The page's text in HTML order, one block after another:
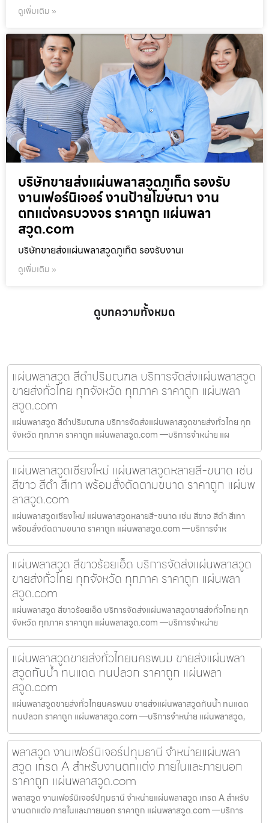
ดูเพิ่มเติม »
บริษัทขายส่งแผ่นพลาสวูดภูเก็ต รองรับ
งานเฟอร์นิเจอร์ งานป้ายโฆษณา งาน
ตกแต่งครบวงจร ราคาถูก แผ่นพลา
สวูด.com
บริษัทขายส่งแผ่นพลาสวูดภูเก็ต รองรับงานเ
ดูเพิ่มเติม »
ดูบทความทั้งหมด
แผ่นพลาสวูด สีดำปริมณฑล บริการจัดส่งแผ่นพลาสวูด
ขายส่งทั่วไทย ทุกจังหวัด ทุกภาค ราคาถูก แผ่นพลา
สวูด.com
แผ่นพลาสวูด สีดำปริมณฑล บริการจัดส่งแผ่นพลาสวูดขายส่งทั่วไทย ทุก
จังหวัด ทุกภาค ราคาถูก แผ่นพลาสวูด.com —บริการจำหน่าย แผ
แผ่นพลาสวูดเชียงใหม่ แผ่นพลาสวูดหลายสี-ขนาด เช่น
สีขาว สีดำ สีเทา พร้อมสั่งตัดตามขนาด ราคาถูก แผ่นพ
ลาสวูด.com
แผ่นพลาสวูดเชียงใหม่ แผ่นพลาสวูดหลายสี-ขนาด เช่น สีขาว สีดำ สีเทา
พร้อมสั่งตัดตามขนาด ราคาถูก แผ่นพลาสวูด.com —บริการจำห
แผ่นพลาสวูด สีขาวร้อยเอ็ด บริการจัดส่งแผ่นพลาสวูด
ขายส่งทั่วไทย ทุกจังหวัด ทุกภาค ราคาถูก แผ่นพลา
สวูด.com
แผ่นพลาสวูด สีขาวร้อยเอ็ด บริการจัดส่งแผ่นพลาสวูดขายส่งทั่วไทย ทุก
จังหวัด ทุกภาค ราคาถูก แผ่นพลาสวูด.com —บริการจำหน่าย
แผ่นพลาสวูดขายส่งทั่วไทยนครพนม ขายส่งแผ่นพลา
สวูดกันน้ำ ทนแดด ทนปลวก ราคาถูก แผ่นพลา
สวูด.com
แผ่นพลาสวูดขายส่งทั่วไทยนครพนม ขายส่งแผ่นพลาสวูดกันน้ำ ทนแดด
ทนปลวก ราคาถูก แผ่นพลาสวูด.com —บริการจำหน่าย แผ่นพลาสวูด,
พลาสวูด งานเฟอร์นิเจอร์ปทุมธานี จำหน่ายแผ่นพลา
สวูด เกรด A สำหรับงานตกแต่ง ภายในและภายนอก
ราคาถูก แผ่นพลาสวูด.com
พลาสวูด งานเฟอร์นิเจอร์ปทุมธานี จำหน่ายแผ่นพลาสวูด เกรด A สำหรับ
งานตกแต่ง ภายในและภายนอก ราคาถูก แผ่นพลาสวูด.com —บริการ